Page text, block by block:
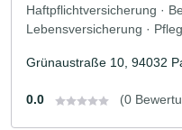
Haftpflichtversicherung ·
Lebensversicherung ·
Grünaustraße 10, 94032
0.0 (0